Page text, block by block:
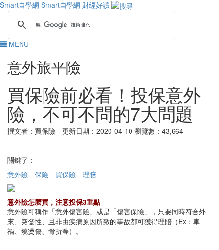
Smart自學網 Smart自學網 財經好讀
MENU
意外旅平險
買保險前必看！投保意外
險，不可不問的7大問題
撰文者：買保險 更新日期：2020-04-10 瀏覽數：43,664
關鍵字：
意外險
保險 買保險 理賠
意外險怎麼買，注意投保3重點
意外險可稱作「意外傷害險」或是「傷害保險」，只要同時符合外
來、突發性、且非由疾病原因所致的事故都可獲得理賠（Ex：車
禍、燒燙傷、骨折等）。